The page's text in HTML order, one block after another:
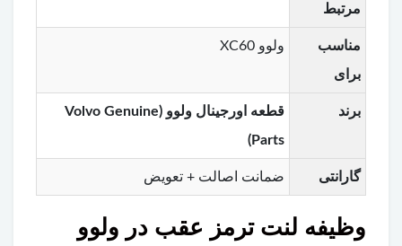
مرتبط
مناسب
برای
ولوو XC60
برند
قطعه اورجینال ولوو (Volvo Genuine
Parts)
گارانتی ضمانت اصالت + تعویض
وظیفه لنت ترمز عقب در ولوو